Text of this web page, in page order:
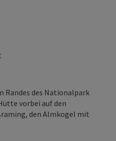
Randes des Nationalpark
vorbei auf den
den Almkogel mit